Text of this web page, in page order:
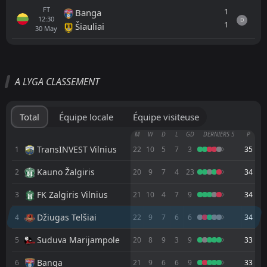
FT
12:30
30 May
Banga
Šiauliai
1
1
D
31Aug
Hegelmann Litauen
23Aug
FK Zalgiris Vilnius
Džiugas Telšiai
16:15
Džiugas Telšiai
14:00
Aug
Šiauliai
Džiugas Telšiai
16:30
1
A LYGA CLASSEMENT
Total Équipe locale Équipe visiteuse
M W D L GD DERNIERS 5 P
1 TransINVEST Vilnius 22 10 5 7 3 35
2 Kauno Žalgiris 20 9 7 4 23 34
3 FK Zalgiris Vilnius 21 10 4 7 9 34
4 Džiugas Telšiai 22 9 7 6 6 34
5 Suduva Marijampole 20 8 9 3 9 33
6 Banga 21 9 6 6 9 33